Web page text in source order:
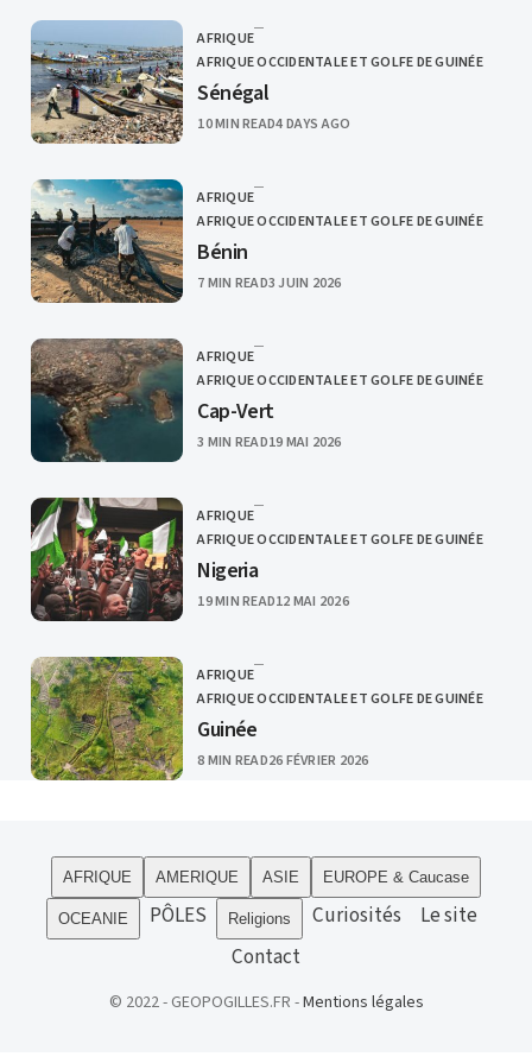
CATEGORY
AFRIQUE
AFRIQUE OCCIDENTALE ET GOLFE DE GUINÉE
Sénégal
10 MIN READPUBLISHED
4 DAYS AGO
CATEGORY
AFRIQUE
AFRIQUE OCCIDENTALE ET GOLFE DE GUINÉE
Bénin
7 MIN READPUBLISHED
3 JUIN 2026
CATEGORY
AFRIQUE
AFRIQUE OCCIDENTALE ET GOLFE DE GUINÉE
Cap-Vert
3 MIN READPUBLISHED
19 MAI 2026
CATEGORY
AFRIQUE
AFRIQUE OCCIDENTALE ET GOLFE DE GUINÉE
Nigeria
19 MIN READPUBLISHED
12 MAI 2026
CATEGORY
AFRIQUE
AFRIQUE OCCIDENTALE ET GOLFE DE GUINÉE
Guinée
8 MIN READPUBLISHED
26 FÉVRIER 2026
AFRIQUE AMERIQUE ASIE EUROPE & Caucase
OCEANIE PÔLES Religions Curiosités
Le site
Contact
© 2022 - GEOPOGILLES.FR -Mentions légales